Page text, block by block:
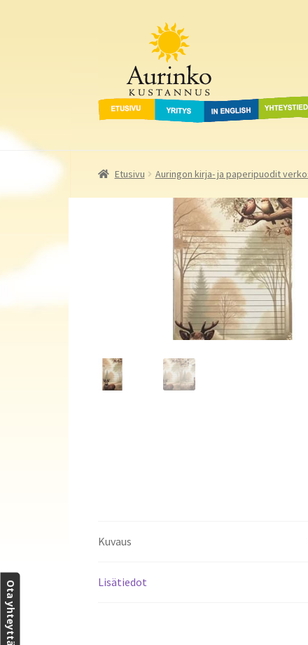
navigointiin
Aurinko Kustannus
Etusivu Yritys In English
Etusivu Auringon kirja- ja paperipuodit
Kuvaus
Lisätiedot
Ota yhteyttä